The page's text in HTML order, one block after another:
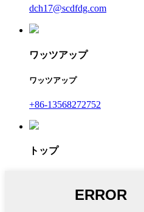
dch17@scdfdg.com
ワッツアップ
ワッツアップ
+86-13568272752
トップ